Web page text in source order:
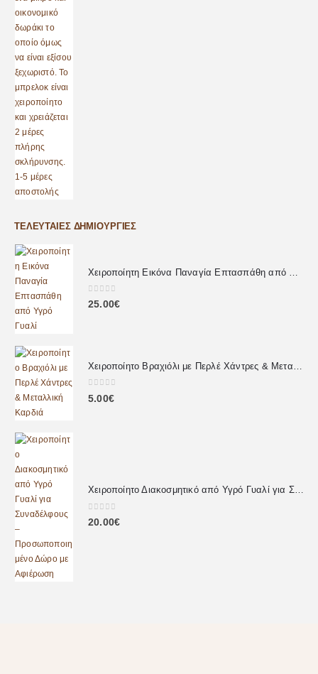
ΤΕΛΕΥΤΑΊΕΣ ΔΗΜΙΟΥΡΓΊΕΣ
0out of 5
25.00€
Χειροποίητο Βραχιόλι με Περλέ Χάντρες & Μεταλλική Καρδιά
0 out of 5
5.00€
Χειροποίητο Διακοσμητικό από Υγρό Γυαλί για Συναδέλφους – Προσωποποιημένο Δώρο με Αφιέρωση
0out of 5
20.00€